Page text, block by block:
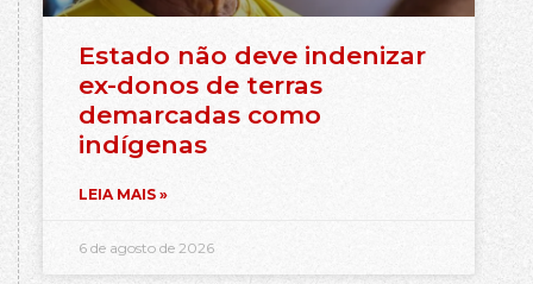
Estado não deve indenizar
ex-donos de terras
demarcadas como
indígenas
LEIA MAIS »
6 de agosto de 2026